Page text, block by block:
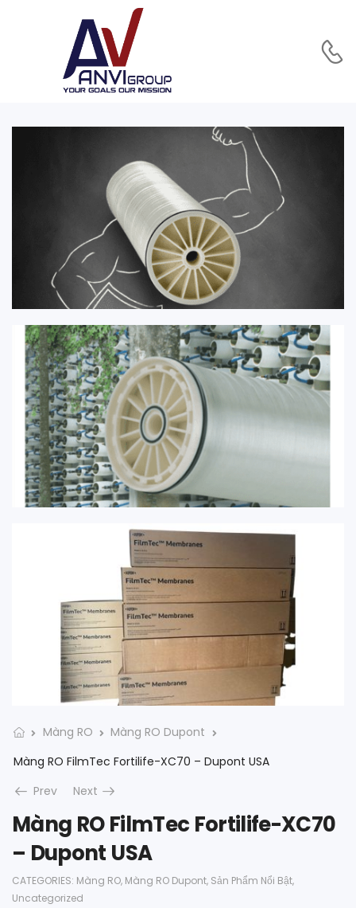
Màng RO
Màng RO Dupont
Màng RO FilmTec Fortilife-XC70 – Dupont USA
Prev
Next
Màng RO FilmTec Fortilife-XC70
– Dupont USA
CATEGORIES: Màng RO, Màng RO Dupont, Sản Phẩm Nổi Bật,
Uncategorized